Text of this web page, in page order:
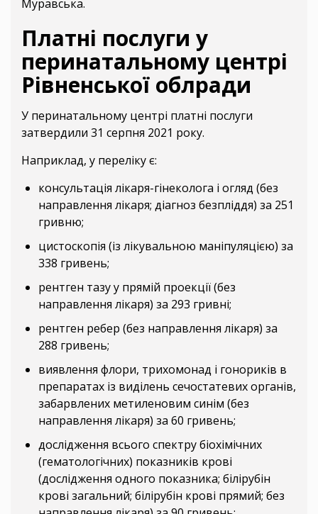
Муравська.
Платні послуги у
перинатальному центрі
Рівненської облради
У перинатальному центрі платні послуги
затвердили 31 серпня 2021 року.
Наприклад, у переліку є:
консультація лікаря-гінеколога і огляд (без
направлення лікаря; діагноз безпліддя) за 251
гривню;
цистоскопія (із лікувальною маніпуляцією) за
338 гривень;
рентген тазу у прямій проекції (без
направлення лікаря) за 293 гривні;
рентген ребер (без направлення лікаря) за
288 гривень;
виявлення флори, трихомонад і гонориків в
препаратах із виділень сечостатевих органів,
забарвлених метиленовим синім (без
направлення лікаря) за 60 гривень;
дослідження всього спектру біохімічних
(гематологічних) показників крові
(дослідження одного показника; білірубін
крові загальний; білірубін крові прямий; без